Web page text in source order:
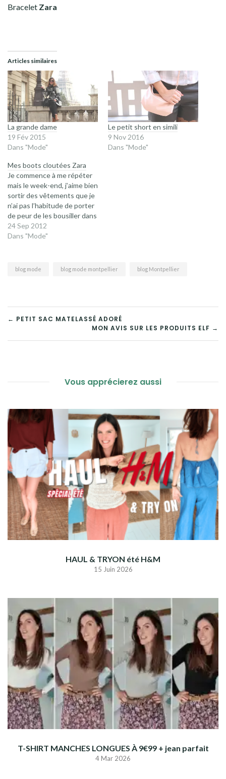
Bracelet Zara
Articles similaires
La grande dame
19 Fév 2015
Dans "Mode"
Le petit short en simili
9 Nov 2016
Dans "Mode"
Mes boots cloutées Zara
Je commence à me répéter
mais le week-end, j’aime bien
sortir des vêtements que je
n’ai pas l’habitude de porter
de peur de les bousiller dans
la cour de récré. C’est le cas
de ces bottines d’amour et
samedi…
24 Sep 2012
Dans "Mode"
blog mode blog mode montpellier blog Montpellier
NAVIGATION
DE
← PETIT SAC MATELASSÉ ADORÉ
MON AVIS SUR LES PRODUITS ELF →
Vous apprécierez aussi
HAUL & TRYON été H&M
15 Juin 2026
T-SHIRT MANCHES LONGUES À 9€99 + jean parfait
4 Mar 2026